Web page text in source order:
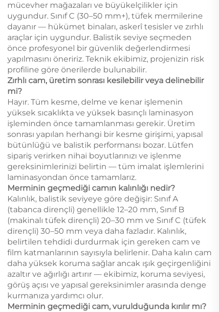
mücevher mağazaları ve büyükelçilikler için
uygundur. Sınıf C (30–50 mm+), tüfek mermilerine
dayanır — hükümet binaları, askerî tesisler ve zırhlı
araçlar için uygundur. Balistik seviye seçmeden
önce profesyonel bir güvenlik değerlendirmesi
yapılmasını öneririz. Teknik ekibimiz, projenizin risk
profiline göre önerilerde bulunabilir.
Zırhlı cam, üretim sonrası kesilebilir veya delinebilir
mi?
Hayır. Tüm kesme, delme ve kenar işlemenin
yüksek sıcaklıkta ve yüksek basınçlı laminasyon
işleminden önce tamamlanması gerekir. Üretim
sonrası yapılan herhangi bir kesme girişimi, yapısal
bütünlüğü ve balistik performansı bozar. Lütfen
sipariş verirken nihai boyutlarınızı ve işlenme
gereksinimlerinizi belirtin — tüm imalat işlemlerini
laminasyondan önce tamamlarız.
Merminin geçmediği camın kalınlığı nedir?
Kalınlık, balistik seviyeye göre değişir: Sınıf A
(tabanca dirençli) genellikle 12–20 mm, Sınıf B
(makinalı tüfek dirençli) 20–30 mm ve Sınıf C (tüfek
dirençli) 30–50 mm veya daha fazladır. Kalınlık,
belirtilen tehdidi durdurmak için gereken cam ve
film katmanlarının sayısıyla belirlenir. Daha kalın cam
daha yüksek koruma sağlar ancak ışık geçirgenliğini
azaltır ve ağırlığı artırır — ekibimiz, koruma seviyesi,
görüş açısı ve yapısal gereksinimler arasında denge
kurmanıza yardımcı olur.
Merminin geçmediği cam, vurulduğunda kırılır mı?